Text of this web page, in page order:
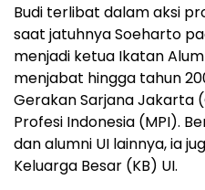
Budi terlibat dalam aksi
saat jatuhnya Soeharto
menjadi ketua Ikatan
menjabat hingga tahun
Gerakan Sarjana Jakarta
Profesi Indonesia (MPI).
dan alumni UI lainnya, ia
Keluarga Besar (KB) UI.